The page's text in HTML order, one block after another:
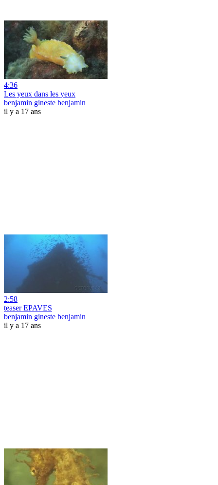
4:36
Les yeux dans les yeux
benjamin gineste benjamin
il y a 17 ans
2:58
teaser EPAVES
benjamin gineste benjamin
il y a 17 ans